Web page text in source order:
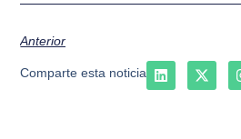
Anterior
Comparte esta noticia